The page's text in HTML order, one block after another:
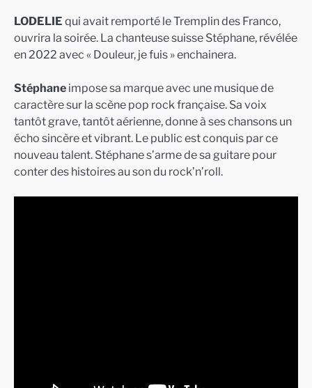
LODELIE qui avait remporté le Tremplin des Franco,
ouvrira la soirée. La chanteuse suisse Stéphane, révélée
en 2022 avec « Douleur, je fuis » enchainera.
Stéphane impose sa marque avec une musique de
caractère sur la scène pop rock française. Sa voix
tantôt grave, tantôt aérienne, donne à ses chansons un
écho sincère et vibrant. Le public est conquis par ce
nouveau talent. Stéphane s’arme de sa guitare pour
conter des histoires au son du rock’n’roll.